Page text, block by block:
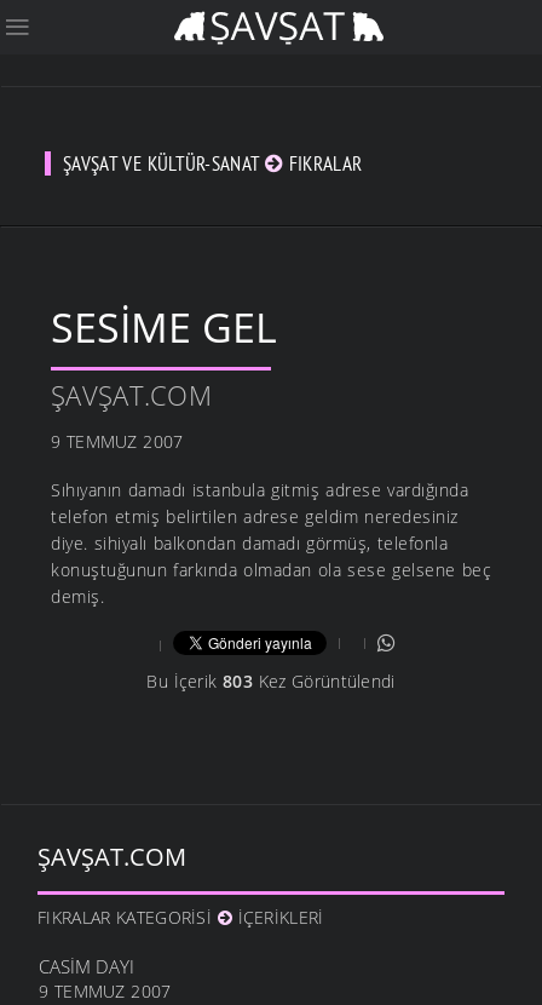
ŞAVŞAT VE KÜLTÜR-SANAT FIKRALAR
SESIME GEL
ŞAVŞAT.COM
9 TEMMUZ 2007
Sıhıyanın damadı istanbula gitmiş adrese vardığında
telefon etmiş belirtilen adrese geldim neredesiniz
diye. sihiyalı balkondan damadı görmüş, telefonla
konuştuğunun farkında olmadan ola sese gelsene beç
demiş.
Bu İçerik 803Kez Görüntülendi
ŞAVŞAT.COM
FIKRALAR KATEGORISI İÇERIKLERI
CASIM DAYI
9 TEMMUZ 2007